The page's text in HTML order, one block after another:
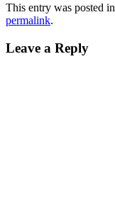
This entry was posted in
permalink.
Leave a Reply